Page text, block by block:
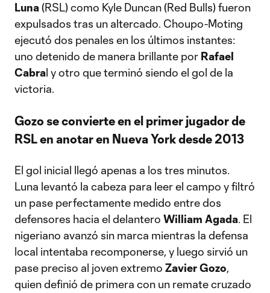
Luna(RSL) como Kyle Duncan (Red Bulls) fueron
expulsados tras un altercado. Choupo-Moting
ejecutó dos penales en los últimos instantes:
uno detenido de manera brillante por Rafael
Cabral y otro que terminó siendo el gol de la
victoria.
Gozo se convierte en el primer jugador de
RSL en anotar en Nueva York desde 2013
El gol inicial llegó apenas a los tres minutos.
Luna levantó la cabeza para leer el campo y filtró
un pase perfectamente medido entre dos
defensores hacia el delantero William Agada. El
nigeriano avanzó sin marca mientras la defensa
local intentaba recomponerse, y luego sirvió un
pase preciso al joven extremo Zavier Gozo,
quien definió de primera con un remate cruzado